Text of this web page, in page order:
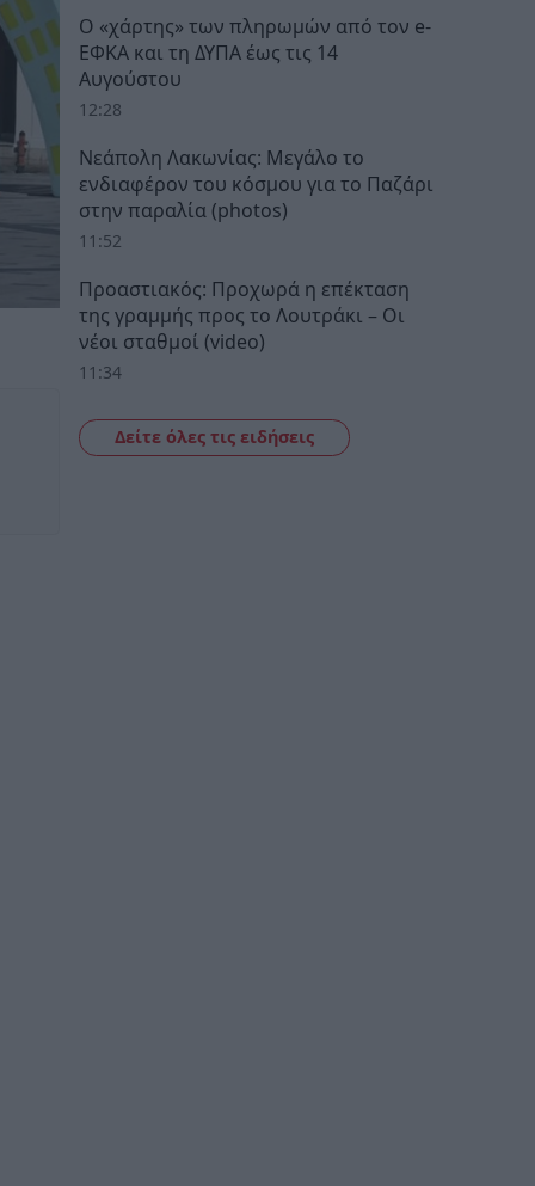
Ο «χάρτης» των πληρωμών από τον e-
ΕΦΚΑ και τη ΔΥΠΑ έως τις 14
Αυγούστου
12:28
Νεάπολη Λακωνίας: Μεγάλο το
ενδιαφέρον του κόσμου για το Παζάρι
στην παραλία (photos)
11:52
Προαστιακός: Προχωρά η επέκταση
της γραμμής προς το Λουτράκι – Οι
νέοι σταθμοί (video)
11:34
Δείτε όλες τις ειδήσεις